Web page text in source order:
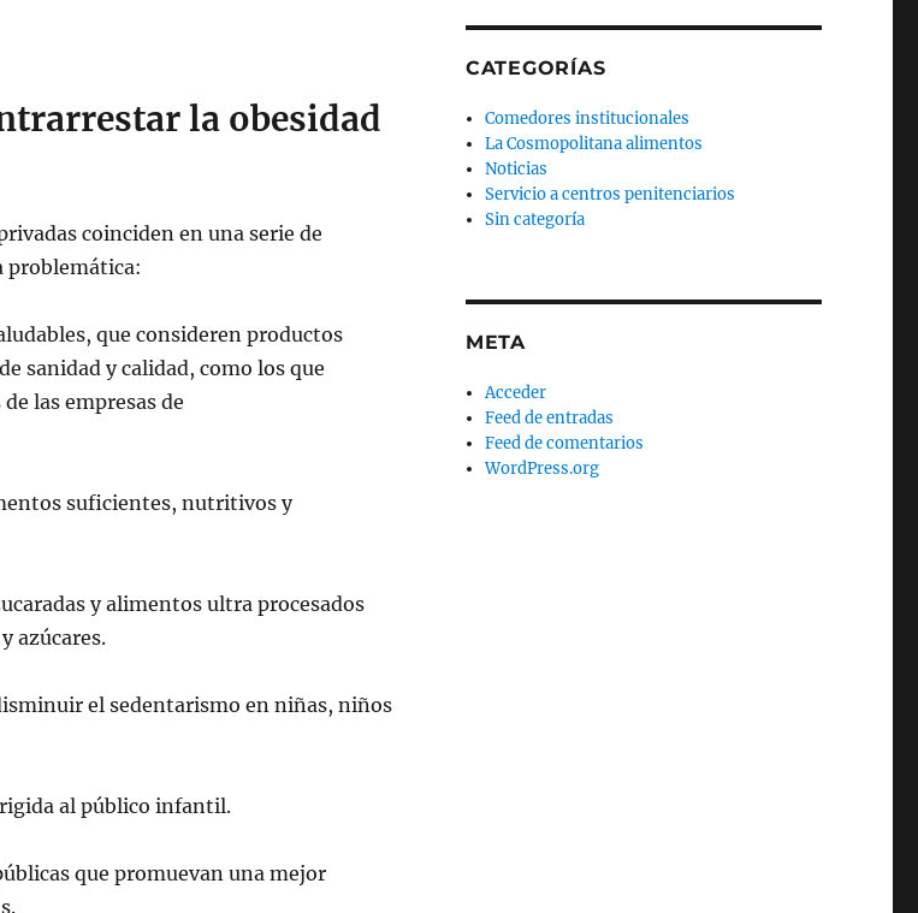
la obesidad
coinciden en una serie de
problemática:
que consideren productos
sanidad y calidad, como los que
las empresas de
suficientes, nutritivos y
y alimentos ultra procesados
azúcares.
el sedentarismo en niñas, niños
al público infantil.
que promuevan una mejor
CATEGORÍAS
Comedores institucionales
La Cosmopolitana alimentos
Noticias
Servicio a centros penitenciarios
Sin categoría
META
Acceder
Feed de entradas
Feed de comentarios
WordPress.org